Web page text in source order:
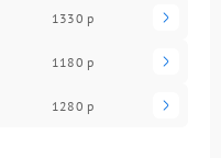
1330 р
1180 р
1280 р